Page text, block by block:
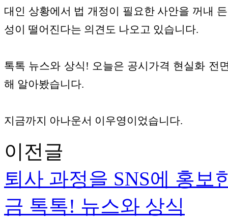
대인 상황에서 법 개정이 필요한 사안을 꺼내
성이 떨어진다는 의견도 나오고 있습니다.
톡톡 뉴스와 상식 ! 오늘은 공시가격 현실화 전
해 알아봤습니다.
지금까지 아나운서 이우영이었습니다.
이전글
퇴사 과정을 SNS에 홍보
금 톡톡! 뉴스와 상식